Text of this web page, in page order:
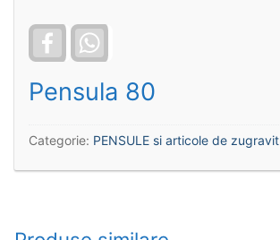
Facebook
Pensula 80
Categorie: PENSULE si articole de zugravit